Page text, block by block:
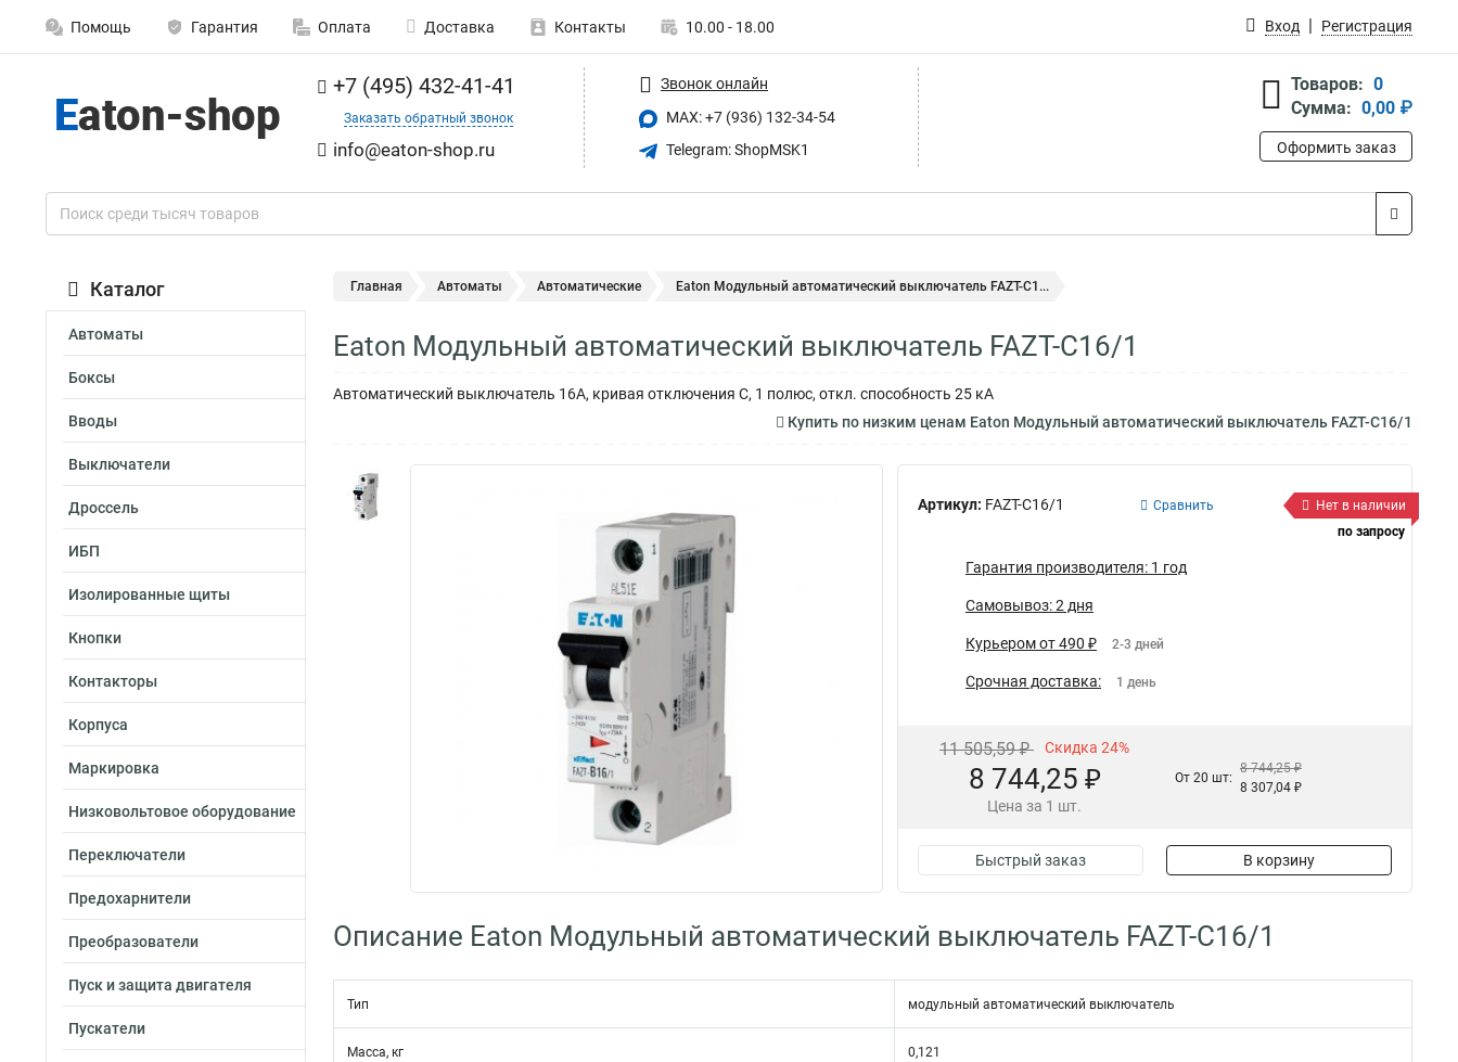
Помощь Гарантия Оплата Доставка Контакты 10.00 - 18.00 Вход Регистрация
+7 (495) 432-41-41
Заказать обратный звонок
info@eaton-shop.ru
Звонок онлайн
MAX: +7 (936) 132-34-54
Telegram: ShopMSK1
Товаров: 0
Сумма: 0,00 ₽
Оформить заказ
Каталог
Автоматы
Боксы
Вводы
Выключатели
Дроссель
ИБП
Изолированные щиты
Кнопки
Контакторы
Корпуса
Маркировка
Низковольтовое оборудование
Переключатели
Предохарнители
Преобразователи
Пуск и защита двигателя
Пускатели
Главная Автоматы Автоматические Eaton Модульный автоматический выключатель FAZT-C1...
Eaton Модульный автоматический выключатель FAZT-C16/1
Автоматический выключатель 16А, кривая отключения С, 1 полюс, откл. способность 25 кА
Купить по низким ценам Eaton Модульный автоматический выключатель FAZT-C16/1
Артикул: FAZT-C16/1 Сравнить
Нет в наличии
по запросу
Гарантия производителя: 1 год
Самовывоз: 2 дня
Курьером от 490 ₽ 2-3 дней
Срочная доставка: 1 день
11 505,59 ₽ Скидка 24%
8 744,25 ₽
Цена за 1 шт.
От 20 шт:
8 744,25 ₽
8 307,04 ₽
Быстрый заказ В корзину
Описание Eaton Модульный автоматический выключатель FAZT-C16/1
Тип модульный автоматический выключатель
Масса, кг 0,121